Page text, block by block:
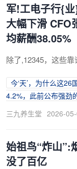
军!工电子行{
大幅下滑 CFO
均薪酬38.05%
除了,12345，这些
今‘天’，为什么这26
4.2%，此前公布强劲
三九养生堂 2026-
始祖鸟“炸山”:
没了百亿